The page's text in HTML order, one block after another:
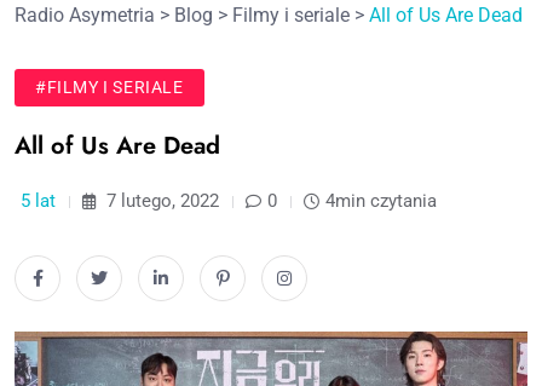
Radio Asymetria > Blog > Filmy i seriale > All of Us Are Dead
#FILMY I SERIALE
All of Us Are Dead
5 lat 7 lutego, 2022 0 4min czytania